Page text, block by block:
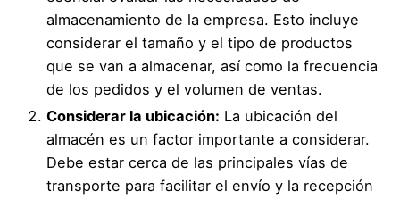
almacenamiento de la empresa. Esto incluye
considerar el tamaño y el tipo de productos
que se van a almacenar, así como la frecuencia
de los pedidos y el volumen de ventas.
Considerar la ubicación: La ubicación del
almacén es un factor importante a considerar.
Debe estar cerca de las principales vías de
transporte para facilitar el envío y la recepción